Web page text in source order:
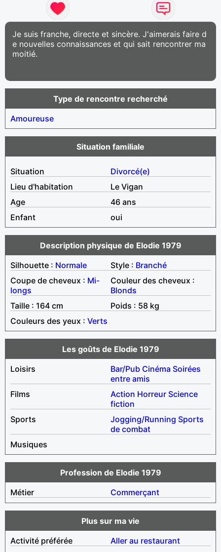
Je suis franche, directe et sincère. J'aimerais faire d
e nouvelles connaissances et qui sait rencontrer ma
moitié.
Type de rencontre recherché
Amoureuse
Situation familiale
Situation
Divorcé(e)
Lieu d'habitation
Le Vigan
Age
46 ans
Enfant
oui
Description physique de Elodie 1979
Silhouette : Normale Style : Branché
Coupe de cheveux : Mi-
longs
Couleur des cheveux :
Blonds
Taille : 164 cm
Poids : 58 kg
Couleurs des yeux : Verts
Les goûts de Elodie 1979
Loisirs
Bar/Pub Cinéma Soirées
entre amis
Films
Action Horreur Science
fiction
Sports
Jogging/Running Sports
de combat
Musiques
Profession de Elodie 1979
Métier
Commerçant
Plus sur ma vie
Activité préférée
Aller au restaurant